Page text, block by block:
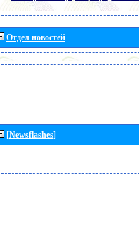
Отдел новостей
[Newsflashes]